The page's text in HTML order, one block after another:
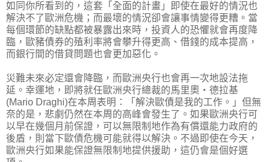
如同你所看到的，這套「全面的計畫」即使在最好的情況也
解決不了歐洲危機；而最壞的情況卻會讓事情變得更糟。當
每個環節的缺點都被暴露出來時，投資人的恐懼就會再度降
臨，歐豬債券的殖利率將會攀升得更高、借錢的成本提高，
而銀行間的借貸問題也會更加惡化。
災難未來必定還會降臨，而歐洲央行也會再一次地設法拖
延。幸運地，即將就任歐洲央行總裁的馬里奧‧德拉基
(Mario Draghi)在本周表明：「解決歐債是我的工作。」但無
奈的是，悲劇仍然在本周的高峰會發生了。如果歐洲央行可
以早在幾個月前保證，可以無限制地作為有償還能力政府的
後盾，則當下歐債危機可能就得以解決。不過即使在今天，
歐洲央行如果能保證無限制地提供援助，這仍會是個好選